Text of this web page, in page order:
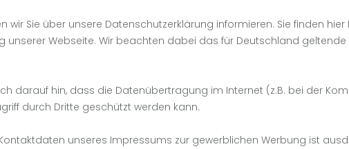
wir Sie über unsere Datenschutzerklärung informieren. Sie finden
unserer Webseite. Wir beachten dabei das für Deutschland
darauf hin, dass die Datenübertragung im Internet (z.B. bei der
durch Dritte geschützt werden kann.
unseres Impressums zur gewerblichen Werbung ist